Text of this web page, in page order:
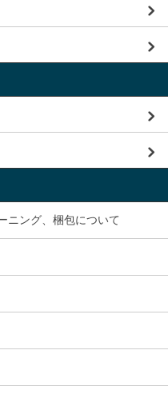
ニング、梱包について